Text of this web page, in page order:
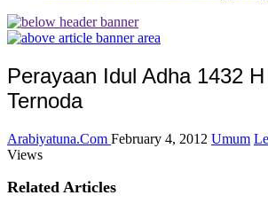
Perayaan Idul Adha 1432
Ternoda
Arabiyatuna.Com February 4, 2012 Umum
Views
Related Articles